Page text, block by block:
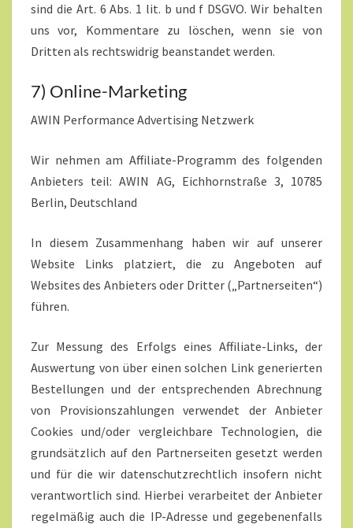
sind die Art. 6 Abs. 1 lit. b und f DSGVO. Wir behalten
uns vor, Kommentare zu löschen, wenn sie von
Dritten als rechtswidrig beanstandet werden.
7) Online-Marketing
AWIN Performance Advertising Netzwerk
Wir nehmen am Affiliate-Programm des folgenden
Anbieters teil: AWIN AG, Eichhornstraße 3, 10785
Berlin, Deutschland
In diesem Zusammenhang haben wir auf unserer
Website Links platziert, die zu Angeboten auf
Websites des Anbieters oder Dritter („Partnerseiten“)
führen.
Zur Messung des Erfolgs eines Affiliate-Links, der
Auswertung von über einen solchen Link generierten
Bestellungen und der entsprechenden Abrechnung
von Provisionszahlungen verwendet der Anbieter
Cookies und/oder vergleichbare Technologien, die
grundsätzlich auf den Partnerseiten gesetzt werden
und für die wir datenschutzrechtlich insofern nicht
verantwortlich sind. Hierbei verarbeitet der Anbieter
regelmäßig auch die IP-Adresse und gegebenenfalls